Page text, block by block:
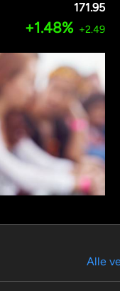
171.95
+1.48% +2.49
Alle